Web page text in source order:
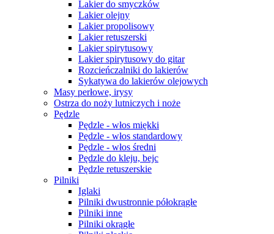
Lakier do smyczków
Lakier olejny
Lakier propolisowy
Lakier retuszerski
Lakier spirytusowy
Lakier spirytusowy do gitar
Rozcieńczalniki do lakierów
Sykatywa do lakierów olejowych
Masy perłowe, irysy
Ostrza do noży lutniczych i noże
Pędzle
Pędzle - włos miękki
Pędzle - włos standardowy
Pędzle - włos średni
Pędzle do kleju, bejc
Pędzle retuszerskie
Pilniki
Iglaki
Pilniki dwustronnie półokrągłe
Pilniki inne
Pilniki okrągłe